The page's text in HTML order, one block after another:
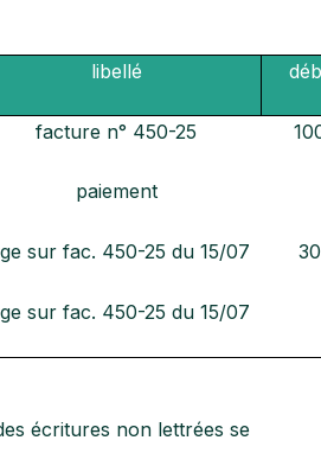
libellé
facture n° 450-25
paiement
sur fac. 450-25 du 15/07 30
sur fac. 450-25 du 15/07
écritures non lettrées se